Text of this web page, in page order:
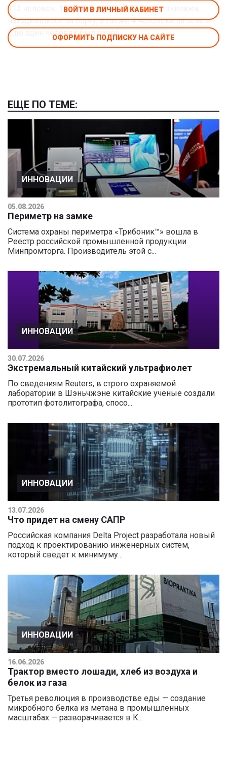
113 человек: 100 пассажиров и 9 членов экипажа,
находившихся на борту, а также 4 человека на земле.
Еще один человек был ранен.
ВОЙТИ В ЛИЧНЫЙ КАБИНЕТ
ОФОРМИТЬ ПОДПИСКУ НА САЙТЕ
ЕЩЕ ПО ТЕМЕ:
ИННОВАЦИИ
05.08.2026
Периметр на замке
Система охраны периметра «Трибоник™» вошла в
Реестр российской промышленной продукции
Минпромторга. Производитель этой с...
ИННОВАЦИИ
30.07.2026
Экстремальный китайский ультрафиолет
По сведениям Reuters, в строго охраняемой
лаборатории в Шэньчжэне китайские ученые создали
прототип фотолитографа, спосо...
ИННОВАЦИИ
13.07.2026
Что придет на смену САПР
Российская компания Delta Project разработала новый
подход к проектированию инженерных систем,
который сведет к минимуму...
ИННОВАЦИИ
16.06.2026
Трактор вместо лошади, хлеб из воздуха и
белок из газа
Третья революция в производстве еды — создание
микробного белка из метана в промышленных
масштабах — разворачивается в К...